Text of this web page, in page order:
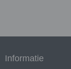
Informatie